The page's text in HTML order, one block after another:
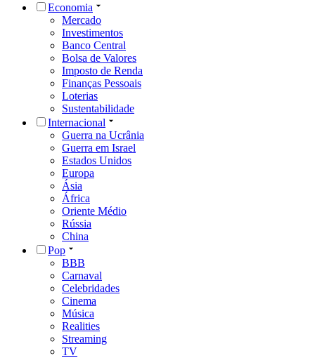
Economia
Mercado
Investimentos
Banco Central
Bolsa de Valores
Imposto de Renda
Finanças Pessoais
Loterias
Sustentabilidade
Internacional
Guerra na Ucrânia
Guerra em Israel
Estados Unidos
Europa
Ásia
África
Oriente Médio
Rússia
China
Pop
BBB
Carnaval
Celebridades
Cinema
Música
Realities
Streaming
TV